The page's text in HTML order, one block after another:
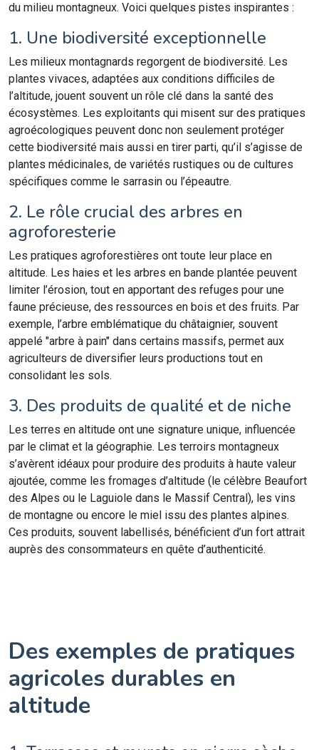
du milieu montagneux. Voici quelques pistes inspirantes :
1. Une biodiversité exceptionnelle
Les milieux montagnards regorgent de biodiversité. Les
plantes vivaces, adaptées aux conditions difficiles de
l’altitude, jouent souvent un rôle clé dans la santé des
écosystèmes. Les exploitants qui misent sur des pratiques
agroécologiques peuvent donc non seulement protéger
cette biodiversité mais aussi en tirer parti, qu’il s’agisse de
plantes médicinales, de variétés rustiques ou de cultures
spécifiques comme le sarrasin ou l’épeautre.
2. Le rôle crucial des arbres en
agroforesterie
Les pratiques agroforestières ont toute leur place en
altitude. Les haies et les arbres en bande plantée peuvent
limiter l’érosion, tout en apportant des refuges pour une
faune précieuse, des ressources en bois et des fruits. Par
exemple, l’arbre emblématique du châtaignier, souvent
appelé "arbre à pain" dans certains massifs, permet aux
agriculteurs de diversifier leurs productions tout en
consolidant les sols.
3. Des produits de qualité et de niche
Les terres en altitude ont une signature unique, influencée
par le climat et la géographie. Les terroirs montagneux
s’avèrent idéaux pour produire des produits à haute valeur
ajoutée, comme les fromages d’altitude (le célèbre Beaufort
des Alpes ou le Laguiole dans le Massif Central), les vins
de montagne ou encore le miel issu des plantes alpines.
Ces produits, souvent labellisés, bénéficient d’un fort attrait
auprès des consommateurs en quête d’authenticité.
Des exemples de pratiques
agricoles durables en
altitude